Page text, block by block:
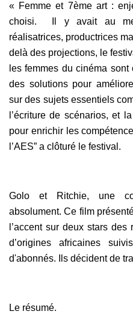
« Femme et 7ème art :
choisi. Il y avait au
réalisatrices, productrices
delà des projections, le
les femmes du cinéma
des solutions pour
sur des sujets essentiels
l’écriture de scénarios, et
pour enrichir les
l’AES” a clôturé le festival.
Golo et Ritchie, une
absolument. Ce film
l’accent sur deux stars
d’origines africaines
d'abonnés. Ils décident de
Le résumé.